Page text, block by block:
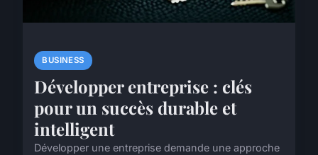
BUSINESS
Développer entreprise : clés
pour un succès durable et
intelligent
Développer une entreprise demande une approche